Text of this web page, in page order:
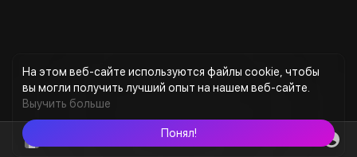
На этом веб-сайте используются файлы cookie, чтобы
вы могли получить лучший опыт на нашем веб-сайте.
Выучить больше
Понял!